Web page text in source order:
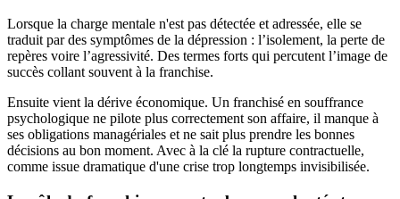
Lorsque la charge mentale n'est pas détectée et adressée, elle se
traduit par des symptômes de la dépression : l’isolement, la perte de
repères voire l’agressivité. Des termes forts qui percutent l’image de
succès collant souvent à la franchise.
Ensuite vient la dérive économique. Un franchisé en souffrance
psychologique ne pilote plus correctement son affaire, il manque à
ses obligations managériales et ne sait plus prendre les bonnes
décisions au bon moment. Avec à la clé la rupture contractuelle,
comme issue dramatique d'une crise trop longtemps invisibilisée.